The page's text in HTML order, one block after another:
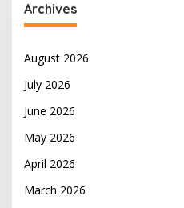
Archives
August 2026
July 2026
June 2026
May 2026
April 2026
March 2026